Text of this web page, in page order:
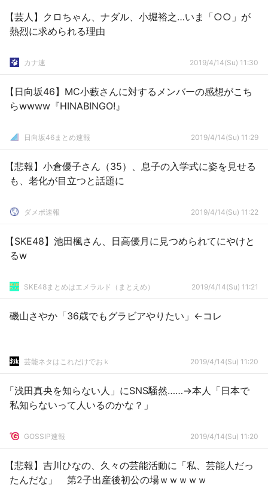
【芸人】クロちゃん、ナダル、小堀裕之…いま「○○」が
熱烈に求められる理由
カナ速 2019/4/14(Su) 11:30
【日向坂46】MC小藪さんに対するメンバーの感想がこち
らwwww『HINABINGO!』
日向坂46まとめ速報 2019/4/14(Su) 11:29
【悲報】小倉優子さん（35）、息子の入学式に姿を見せる
も、老化が目立つと話題に
ダメポ速報 2019/4/14(Su) 11:22
【SKE48】池田楓さん、日高優月に見つめられてにやけと
るw
SKE48まとめはエメラルド（まとえめ） 2019/4/14(Su) 11:21
磯山さやか「36歳でもグラビアやりたい」←コレ
芸能ネタはこれだけでおｋ 2019/4/14(Su) 11:20
「浅田真央を知らない人」にSNS騒然……→本人「日本で
私知らないって人いるのかな？」
GOSSIP速報 2019/4/14(Su) 11:20
【悲報】吉川ひなの、久々の芸能活動に「私、芸能人だっ
たんだな」 第2子出産後初公の場ｗｗｗｗｗ